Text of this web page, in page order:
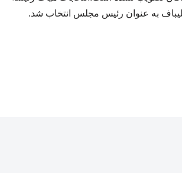
به عنوان رئیس مجلس انتخاب شد.